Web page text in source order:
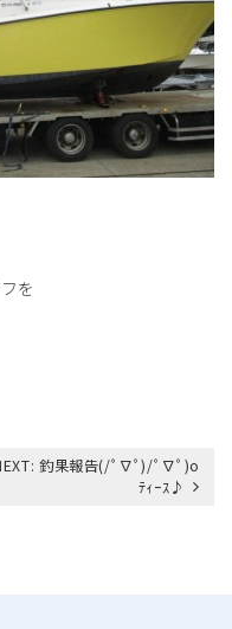
を
釣果報告(/ﾟ∇ﾟ)/ﾟ∇ﾟ)o
ﾃｨｰｽ♪